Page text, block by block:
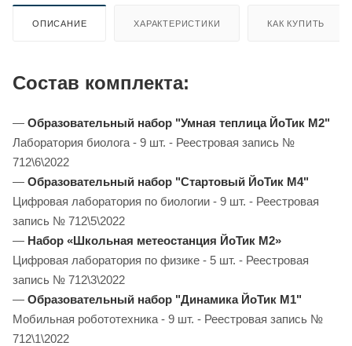
ОПИСАНИЕ ХАРАКТЕРИСТИКИ КАК КУПИТЬ
Состав комплекта:
— Образовательный набор "Умная теплица ЙоТик М2"
Лаборатория биолога - 9 шт. - Реестровая запись №
712\6\2022
— Образовательный набор "Стартовый ЙоТик М4"
Цифровая лаборатория по биологии - 9 шт. - Реестровая
запись № 712\5\2022
— Набор «Школьная метеостанция ЙоТик М2»
Цифровая лаборатория по физике - 5 шт. - Реестровая
запись № 712\3\2022
— Образовательный набор "Динамика ЙоТик М1"
Мобильная робототехника - 9 шт. - Реестровая запись №
712\1\2022